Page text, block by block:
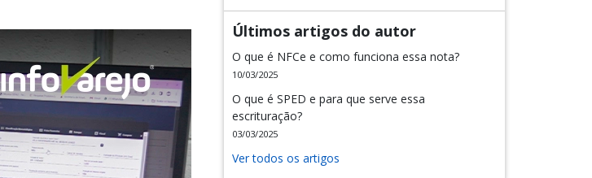
Últimos artigos do autor
O que é NFCe e como funciona essa nota?
10/03/2025
O que é SPED e para que serve essa
escrituração?
03/03/2025
Ver todos os artigos